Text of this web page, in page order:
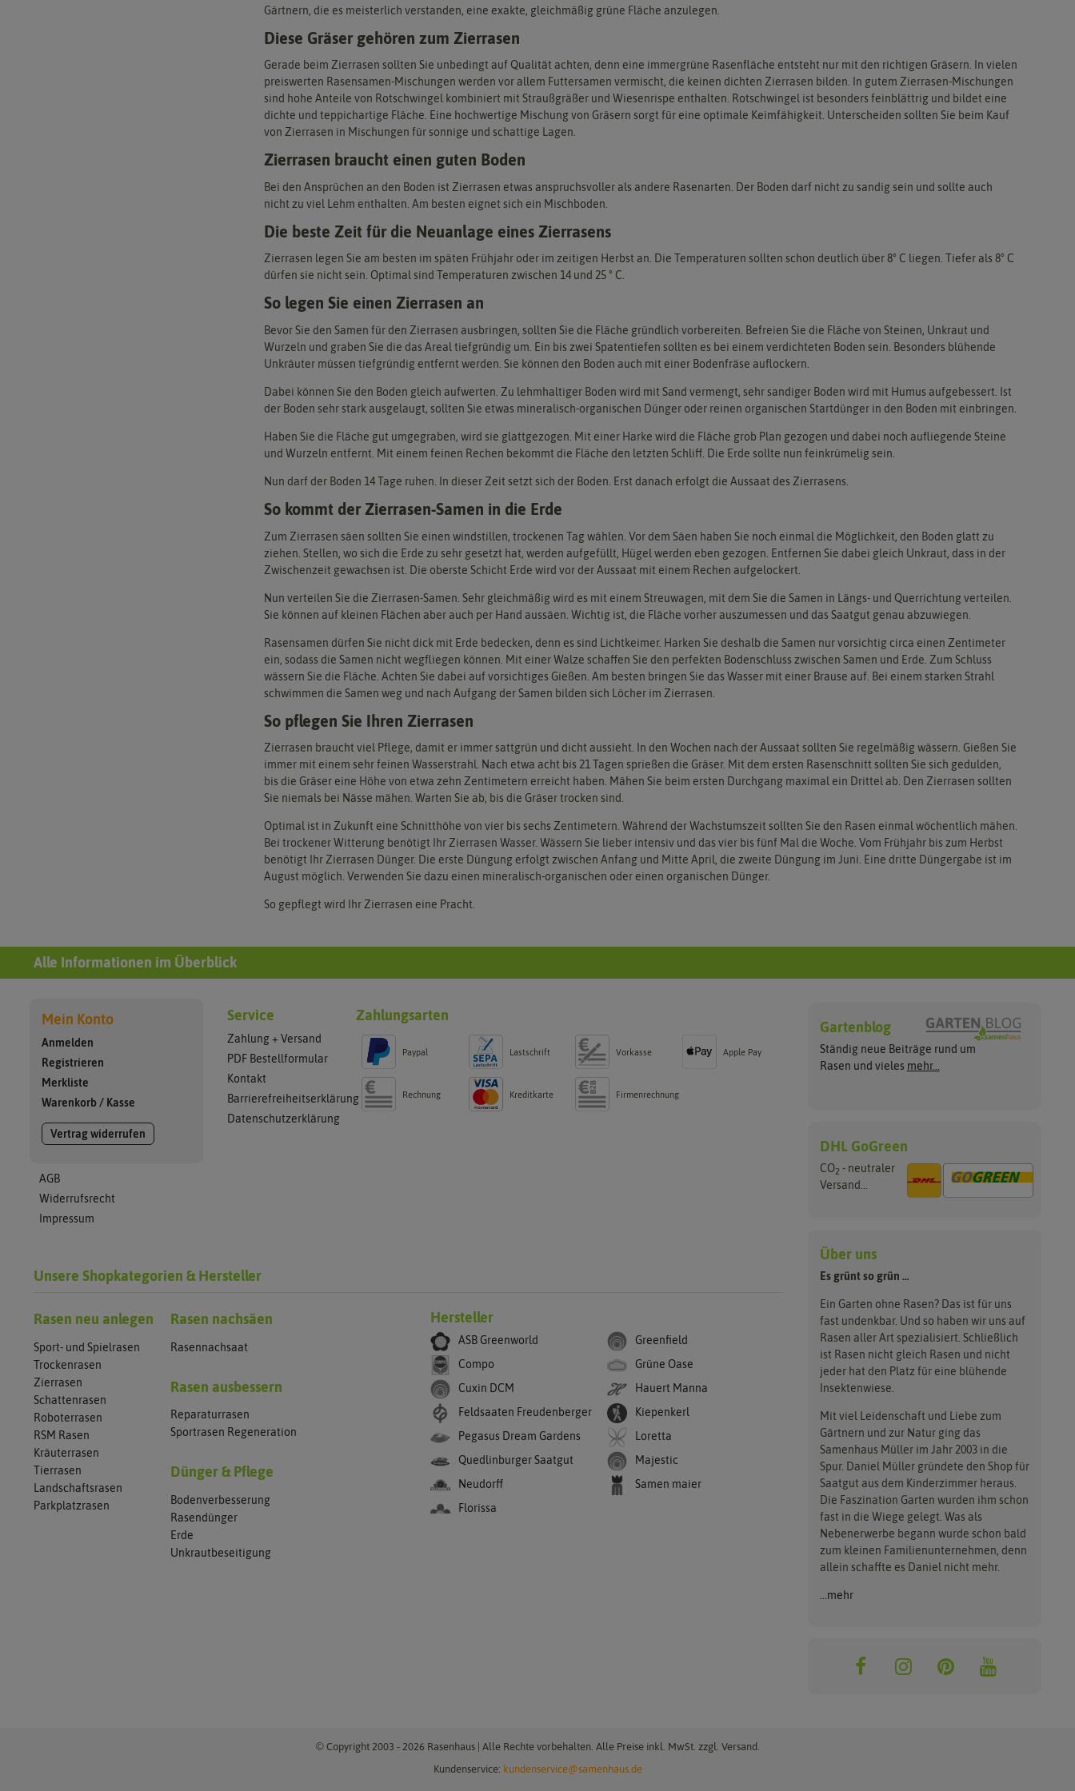
Gärtnern, die es meisterlich verstanden, eine exakte, gleichmäßig grüne Fläche anzulegen.
Diese Gräser gehören zum Zierrasen
Gerade beim Zierrasen sollten Sie unbedingt auf Qualität achten, denn eine immergrüne Rasenfläche entsteht nur mit den richtigen Gräsern. In vielen
preiswerten Rasensamen-Mischungen werden vor allem Futtersamen vermischt, die keinen dichten Zierrasen bilden. In gutem Zierrasen-Mischungen
sind hohe Anteile von Rotschwingel kombiniert mit Straußgräßer und Wiesenrispe enthalten. Rotschwingel ist besonders feinblättrig und bildet eine
dichte und teppichartige Fläche. Eine hochwertige Mischung von Gräsern sorgt für eine optimale Keimfähigkeit. Unterscheiden sollten Sie beim Kauf
von Zierrasen in Mischungen für sonnige und schattige Lagen.
Zierrasen braucht einen guten Boden
Bei den Ansprüchen an den Boden ist Zierrasen etwas anspruchsvoller als andere Rasenarten. Der Boden darf nicht zu sandig sein und sollte auch
nicht zu viel Lehm enthalten. Am besten eignet sich ein Mischboden.
Die beste Zeit für die Neuanlage eines Zierrasens
Zierrasen legen Sie am besten im späten Frühjahr oder im zeitigen Herbst an. Die Temperaturen sollten schon deutlich über 8° C liegen. Tiefer als 8° C
dürfen sie nicht sein. Optimal sind Temperaturen zwischen 14 und 25 ° C.
So legen Sie einen Zierrasen an
Bevor Sie den Samen für den Zierrasen ausbringen, sollten Sie die Fläche gründlich vorbereiten. Befreien Sie die Fläche von Steinen, Unkraut und
Wurzeln und graben Sie die das Areal tiefgründig um. Ein bis zwei Spatentiefen sollten es bei einem verdichteten Boden sein. Besonders blühende
Unkräuter müssen tiefgründig entfernt werden. Sie können den Boden auch mit einer Bodenfräse auflockern.
Dabei können Sie den Boden gleich aufwerten. Zu lehmhaltiger Boden wird mit Sand vermengt, sehr sandiger Boden wird mit Humus aufgebessert. Ist
der Boden sehr stark ausgelaugt, sollten Sie etwas mineralisch-organischen Dünger oder reinen organischen Startdünger in den Boden mit einbringen.
Haben Sie die Fläche gut umgegraben, wird sie glattgezogen. Mit einer Harke wird die Fläche grob Plan gezogen und dabei noch aufliegende Steine
und Wurzeln entfernt. Mit einem feinen Rechen bekommt die Fläche den letzten Schliff. Die Erde sollte nun feinkrümelig sein.
Nun darf der Boden 14 Tage ruhen. In dieser Zeit setzt sich der Boden. Erst danach erfolgt die Aussaat des Zierrasens.
So kommt der Zierrasen-Samen in die Erde
Zum Zierrasen säen sollten Sie einen windstillen, trockenen Tag wählen. Vor dem Säen haben Sie noch einmal die Möglichkeit, den Boden glatt zu
ziehen. Stellen, wo sich die Erde zu sehr gesetzt hat, werden aufgefüllt, Hügel werden eben gezogen. Entfernen Sie dabei gleich Unkraut, dass in der
Zwischenzeit gewachsen ist. Die oberste Schicht Erde wird vor der Aussaat mit einem Rechen aufgelockert.
Nun verteilen Sie die Zierrasen-Samen. Sehr gleichmäßig wird es mit einem Streuwagen, mit dem Sie die Samen in Längs- und Querrichtung verteilen.
Sie können auf kleinen Flächen aber auch per Hand aussäen. Wichtig ist, die Fläche vorher auszumessen und das Saatgut genau abzuwiegen.
Rasensamen dürfen Sie nicht dick mit Erde bedecken, denn es sind Lichtkeimer. Harken Sie deshalb die Samen nur vorsichtig circa einen Zentimeter
ein, sodass die Samen nicht wegfliegen können. Mit einer Walze schaffen Sie den perfekten Bodenschluss zwischen Samen und Erde. Zum Schluss
wässern Sie die Fläche. Achten Sie dabei auf vorsichtiges Gießen. Am besten bringen Sie das Wasser mit einer Brause auf. Bei einem starken Strahl
schwimmen die Samen weg und nach Aufgang der Samen bilden sich Löcher im Zierrasen.
So pflegen Sie Ihren Zierrasen
Zierrasen braucht viel Pflege, damit er immer sattgrün und dicht aussieht. In den Wochen nach der Aussaat sollten Sie regelmäßig wässern. Gießen Sie
immer mit einem sehr feinen Wasserstrahl. Nach etwa acht bis 21 Tagen sprießen die Gräser. Mit dem ersten Rasenschnitt sollten Sie sich gedulden,
bis die Gräser eine Höhe von etwa zehn Zentimetern erreicht haben. Mähen Sie beim ersten Durchgang maximal ein Drittel ab. Den Zierrasen sollten
Sie niemals bei Nässe mähen. Warten Sie ab, bis die Gräser trocken sind.
Optimal ist in Zukunft eine Schnitthöhe von vier bis sechs Zentimetern. Während der Wachstumszeit sollten Sie den Rasen einmal wöchentlich mähen.
Bei trockener Witterung benötigt Ihr Zierrasen Wasser. Wässern Sie lieber intensiv und das vier bis fünf Mal die Woche. Vom Frühjahr bis zum Herbst
benötigt Ihr Zierrasen Dünger. Die erste Düngung erfolgt zwischen Anfang und Mitte April, die zweite Düngung im Juni. Eine dritte Düngergabe ist im
August möglich. Verwenden Sie dazu einen mineralisch-organischen oder einen organischen Dünger.
So gepflegt wird Ihr Zierrasen eine Pracht.
Alle Informationen im Überblick
Mein Konto
Anmelden
Registrieren
Merkliste
Warenkorb/ Kasse
Vertrag widerrufen
AGB
Widerrufsrecht
Impressum
Service
Zahlung + Versand
PDF Bestellformular
Kontakt
Barrierefreiheitserklärung
Datenschutzerklärung
Zahlungsarten
Paypal Lastschrift Vorkasse Apple Pay
Rechnung Kreditkarte Firmenrechnung
Unsere Shopkategorien & Hersteller
Rasen neu anlegen
Sport- und Spielrasen
Trockenrasen
Zierrasen
Schattenrasen
Roboterrasen
RSM Rasen
Kräuterrasen
Tierrasen
Landschaftsrasen
Parkplatzrasen
Rasen nachsäen
Rasennachsaat
Rasen ausbessern
Reparaturrasen
Sportrasen Regeneration
Dünger & Pflege
Bodenverbesserung
Rasendünger
Erde
Unkrautbeseitigung
Hersteller
ASB Greenworld
Compo
Cuxin DCM
Feldsaaten Freudenberger
Pegasus Dream Gardens
Quedlinburger Saatgut
Neudorff
Florissa
Greenfield
Grüne Oase
Hauert Manna
Kiepenkerl
Loretta
Majestic
Samen maier
Gartenblog
Ständig neue Beiträge rund um
Rasen und vieles mehr...
DHL GoGreen
CO2 - neutraler
Versand...
Über uns
Es grünt so grün …
Ein Garten ohne Rasen? Das ist für uns
fast undenkbar. Und so haben wir uns auf
Rasen aller Art spezialisiert. Schließlich
ist Rasen nicht gleich Rasen und nicht
jeder hat den Platz für eine blühende
Insektenwiese.
Mit viel Leidenschaft und Liebe zum
Gärtnern und zur Natur ging das
Samenhaus Müller im Jahr 2003 in die
Spur. Daniel Müller gründete den Shop für
Saatgut aus dem Kinderzimmer heraus.
Die Faszination Garten wurden ihm schon
fast in die Wiege gelegt. Was als
Nebenerwerbe begann wurde schon bald
zum kleinen Familienunternehmen, denn
allein schaffte es Daniel nicht mehr.
...mehr
© Copyright 2003 - 2026 Rasenhaus | Alle Rechte vorbehalten. Alle Preise inkl. MwSt. zzgl. Versand.
Kundenservice: kundenservice@samenhaus.de